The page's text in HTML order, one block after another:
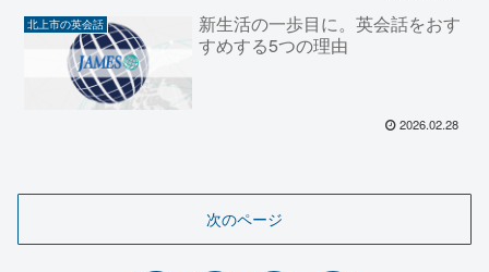
北上市の英会話
新生活の一歩目に。英会話をおす
すめする5つの理由
2026.02.28
次のページ